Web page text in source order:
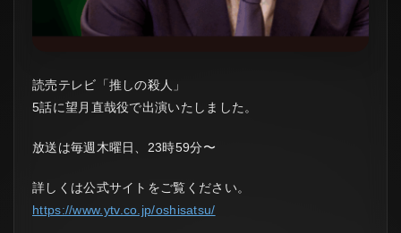
読売テレビ「推しの殺人」
5話に望月直哉役で出演いたしました。
放送は毎週木曜日、23時59分〜
詳しくは公式サイトをご覧ください。
https://www.ytv.co.jp/oshisatsu/